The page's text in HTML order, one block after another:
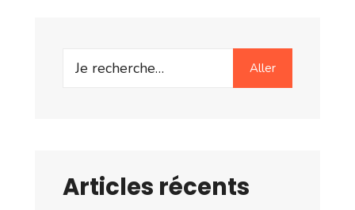
Search
Aller
Articles récents